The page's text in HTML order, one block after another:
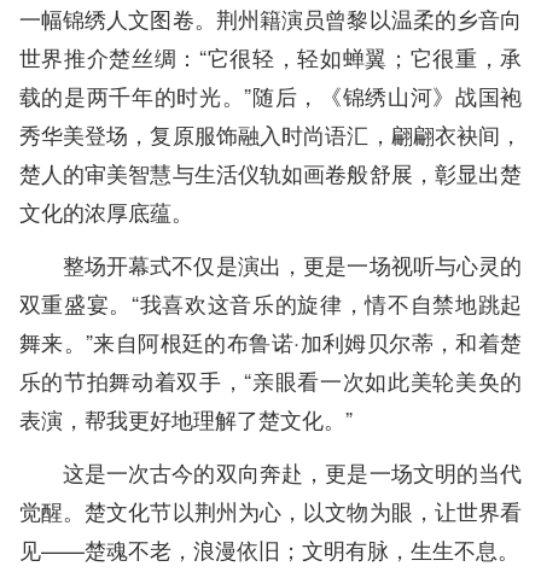
一幅锦绣人文图卷。荆州籍演员曾黎以温柔的乡音向
世界推介楚丝绸：“它很轻，轻如蝉翼；它很重，承
载的是两千年的时光。”随后，《锦绣山河》战国袍
秀华美登场，复原服饰融入时尚语汇，翩翩衣袂间，
楚人的审美智慧与生活仪轨如画卷般舒展，彰显出楚
文化的浓厚底蕴。
整场开幕式不仅是演出，更是一场视听与心灵的
双重盛宴。“我喜欢这音乐的旋律，情不自禁地跳起
舞来。”来自阿根廷的布鲁诺·加利姆贝尔蒂，和着楚
乐的节拍舞动着双手，“亲眼看一次如此美轮美奂的
表演，帮我更好地理解了楚文化。”
这是一次古今的双向奔赴，更是一场文明的当代
觉醒。楚文化节以荆州为心，以文物为眼，让世界看
见——楚魂不老，浪漫依旧；文明有脉，生生不息。